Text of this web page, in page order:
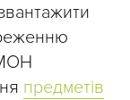
МОН
предметів